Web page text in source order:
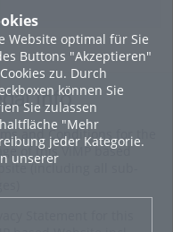
Website optimal für Sie
Buttons "Akzeptieren"
zu. Durch
können Sie
Sie zulassen
"Mehr
jeder Kategorie.
unserer
Radweg in OÖ
Info
and Conditions for the
of this ViMP based
(including all sub-